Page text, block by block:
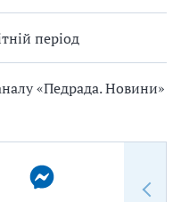
період
«Педрада. Новини»